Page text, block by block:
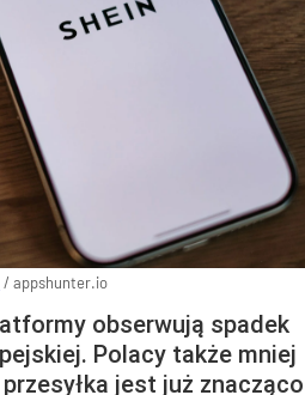
/ appshunter.io
obserwują spadek
Polacy także mniej
jest już znacząco